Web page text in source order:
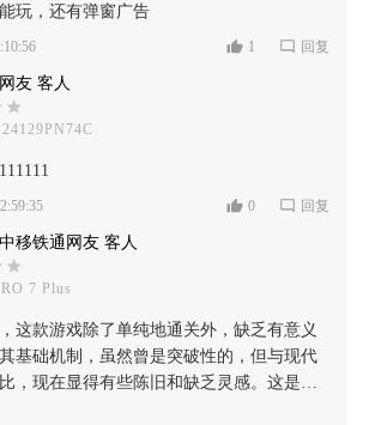
玩，还有弹窗广告
1 回复
友 客人
0 回复
移铁通网友 客人
7 Plus
这款游戏除了单纯地通关外，缺乏有意义
基础机制，虽然曾是突破性的，但与现代
，现在显得有些陈旧和缺乏灵感。这是一
到尽头的公式，一旦最初的新鲜感消失，就